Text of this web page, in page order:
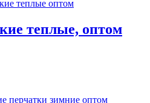
теплые, оптом